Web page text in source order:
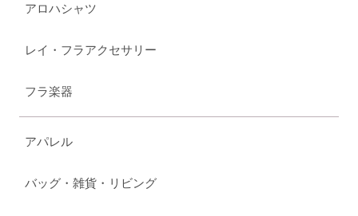
アロハシャツ
レイ・フラアクセサリー
フラ楽器
アパレル
バッグ・雑貨・リビング